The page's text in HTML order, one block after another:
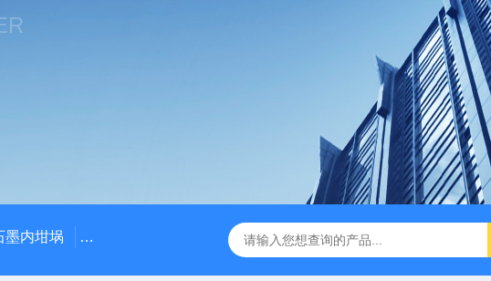
墨内坩埚 A028610A028610 FILTER REPLAN AM11-1 viledon P15/